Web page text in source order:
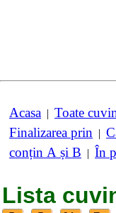
Acasa | Toate
Finalizarea prin |
conțin A și B | În
Lista